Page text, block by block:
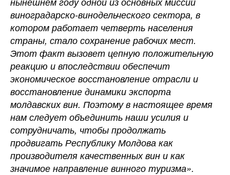
виноградарско-винодельческого сектора, в
котором работает четверть населения
страны, стало сохранение рабочих мест.
Этот факт вызовет цепную положительную
реакцию и впоследствии обеспечит
экономическое восстановление отрасли и
восстановление динамики экспорта
молдавских вин. Поэтому в настоящее время
нам следует объединить наши усилия и
сотрудничать, чтобы продолжать
продвигать Республику Молдова как
производителя качественных вин и как
значимое направление винного туризма».